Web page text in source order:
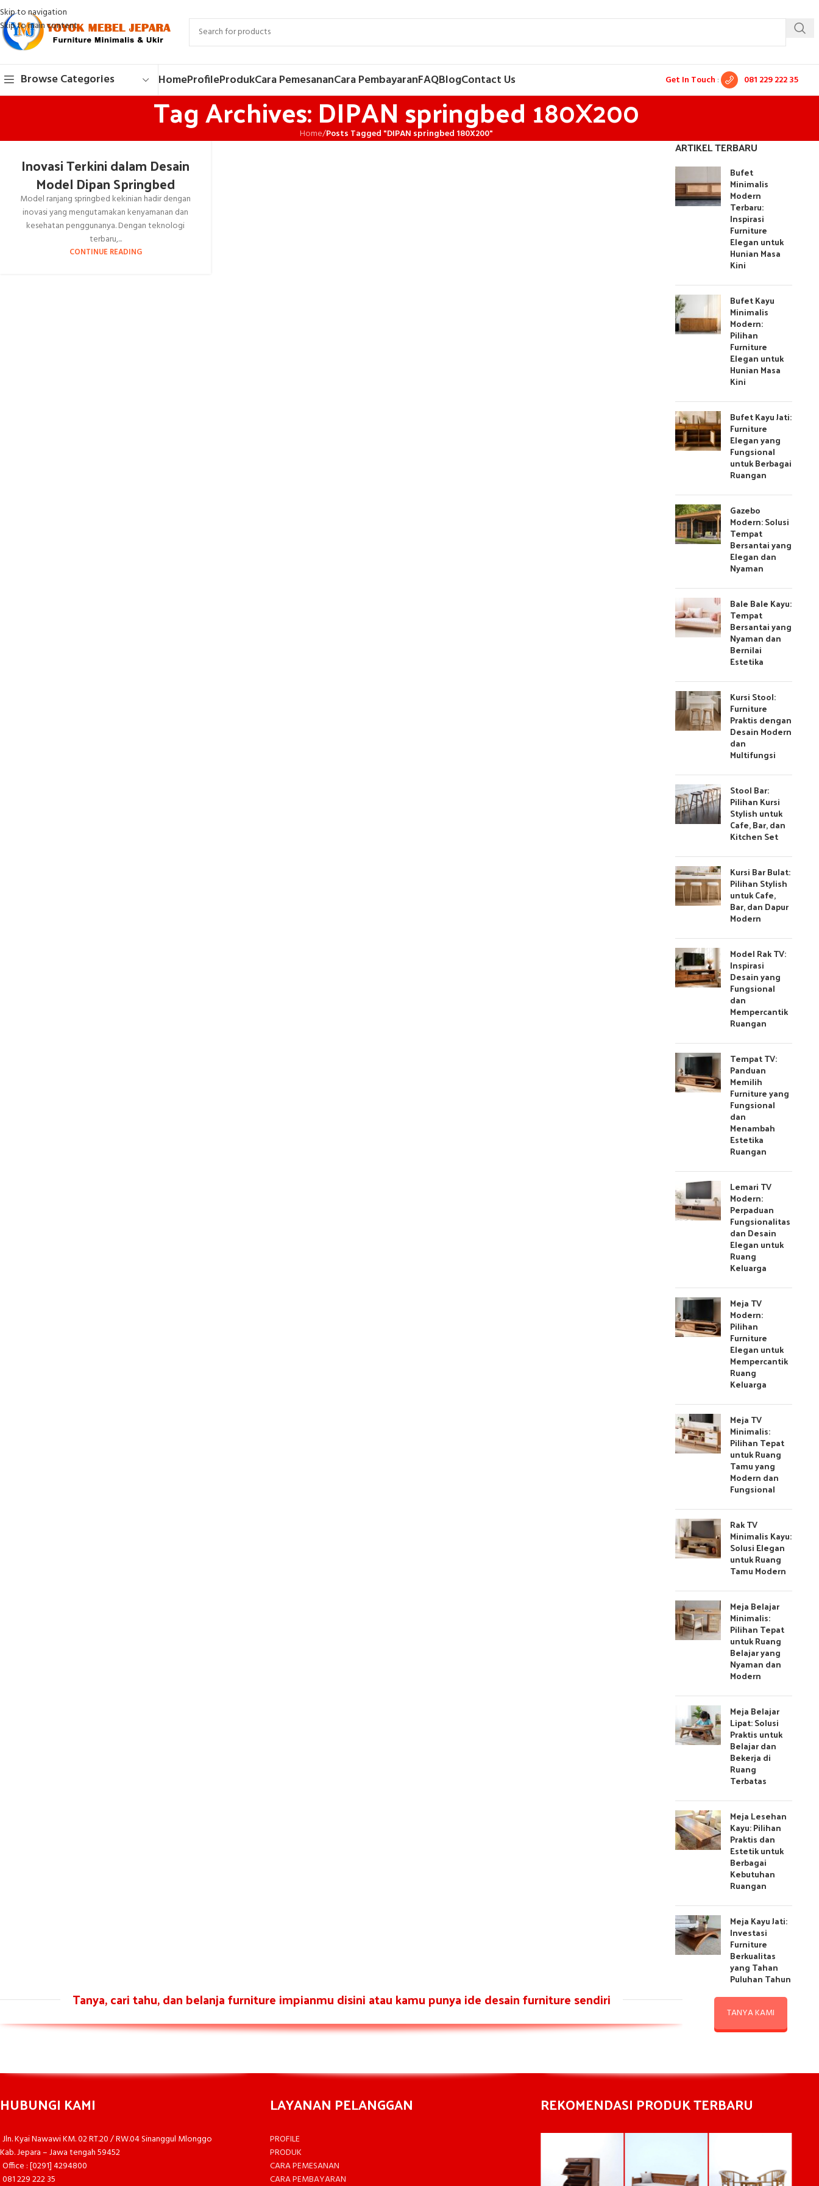
Skip to navigation
Skip to main content
Browse Categories HomeProfileProdukCara PemesananCara PembayaranFAQBlogContact Us Get In Touch : 081 229 222 35
Tag Archives: DIPAN springbed 180X200
Home/Posts Tagged "DIPAN springbed 180X200"
Inovasi Terkini dalam Desain
Model Dipan Springbed
Model ranjang springbed kekinian hadir dengan
inovasi yang mengutamakan kenyamanan dan
kesehatan penggunanya. Dengan teknologi
terbaru,...
CONTINUE READING
ARTIKEL TERBARU
Bufet
Minimalis
Modern
Terbaru:
Inspirasi
Furniture
Elegan untuk
Hunian Masa
Kini
Bufet Kayu
Minimalis
Modern:
Pilihan
Furniture
Elegan untuk
Hunian Masa
Kini
Bufet Kayu Jati:
Furniture
Elegan yang
Fungsional
untuk Berbagai
Ruangan
Gazebo
Modern: Solusi
Tempat
Bersantai yang
Elegan dan
Nyaman
Bale Bale Kayu:
Tempat
Bersantai yang
Nyaman dan
Bernilai
Estetika
Kursi Stool:
Furniture
Praktis dengan
Desain Modern
dan
Multifungsi
Stool Bar:
Pilihan Kursi
Stylish untuk
Cafe, Bar, dan
Kitchen Set
Kursi Bar Bulat:
Pilihan Stylish
untuk Cafe,
Bar, dan Dapur
Modern
Model Rak TV:
Inspirasi
Desain yang
Fungsional
dan
Mempercantik
Ruangan
Tempat TV:
Panduan
Memilih
Furniture yang
Fungsional
dan
Menambah
Estetika
Ruangan
Lemari TV
Modern:
Perpaduan
Fungsionalitas
dan Desain
Elegan untuk
Ruang
Keluarga
Meja TV
Modern:
Pilihan
Furniture
Elegan untuk
Mempercantik
Ruang
Keluarga
Meja TV
Minimalis:
Pilihan Tepat
untuk Ruang
Tamu yang
Modern dan
Fungsional
Rak TV
Minimalis Kayu:
Solusi Elegan
untuk Ruang
Tamu Modern
Meja Belajar
Minimalis:
Pilihan Tepat
untuk Ruang
Belajar yang
Nyaman dan
Modern
Meja Belajar
Lipat: Solusi
Praktis untuk
Belajar dan
Bekerja di
Ruang
Terbatas
Meja Lesehan
Kayu: Pilihan
Praktis dan
Estetik untuk
Berbagai
Kebutuhan
Ruangan
Meja Kayu Jati:
Investasi
Furniture
Berkualitas
yang Tahan
Puluhan Tahun
Tanya, cari tahu, dan belanja furniture impianmu disini atau kamu punya ide desain furniture sendiri
TANYA KAMI
HUBUNGI KAMI
Jln. Kyai Nawawi KM. 02 RT.20 / RW.04 Sinanggul Mlonggo
Kab. Jepara – Jawa tengah 59452
Office : [0291] 4294800
081 229 222 35
LAYANAN PELANGGAN
PROFILE
PRODUK
CARA PEMESANAN
CARA PEMBAYARAN
REKOMENDASI PRODUK TERBARU